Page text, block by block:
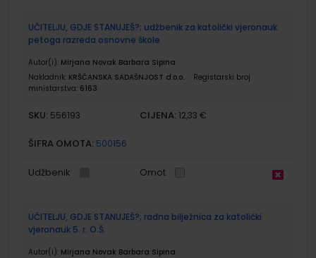
UČITELJU, GDJE STANUJEŠ?; udžbenik za katolički vjeronauk
petoga razreda osnovne škole
Autor(i): Mirjana Novak Barbara Sipina
Nakladnik: KRŠĆANSKA SADAŠNJOST d.o.o.
Registarski broj
ministarstva: 6163
SKU: 556193 CIJENA: 12,33 €
ŠIFRA OMOTA: 500156
Udžbenik Omot
UČITELJU, GDJE STANUJEŠ?; radna bilježnica za katolički
vjeronauk 5. r. O.Š.
Autor(i): Mirjana Novak Barbara Sipina